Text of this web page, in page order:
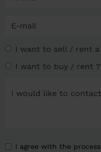
I want to sell / rent
I want to buy / rent ?
I agree with the